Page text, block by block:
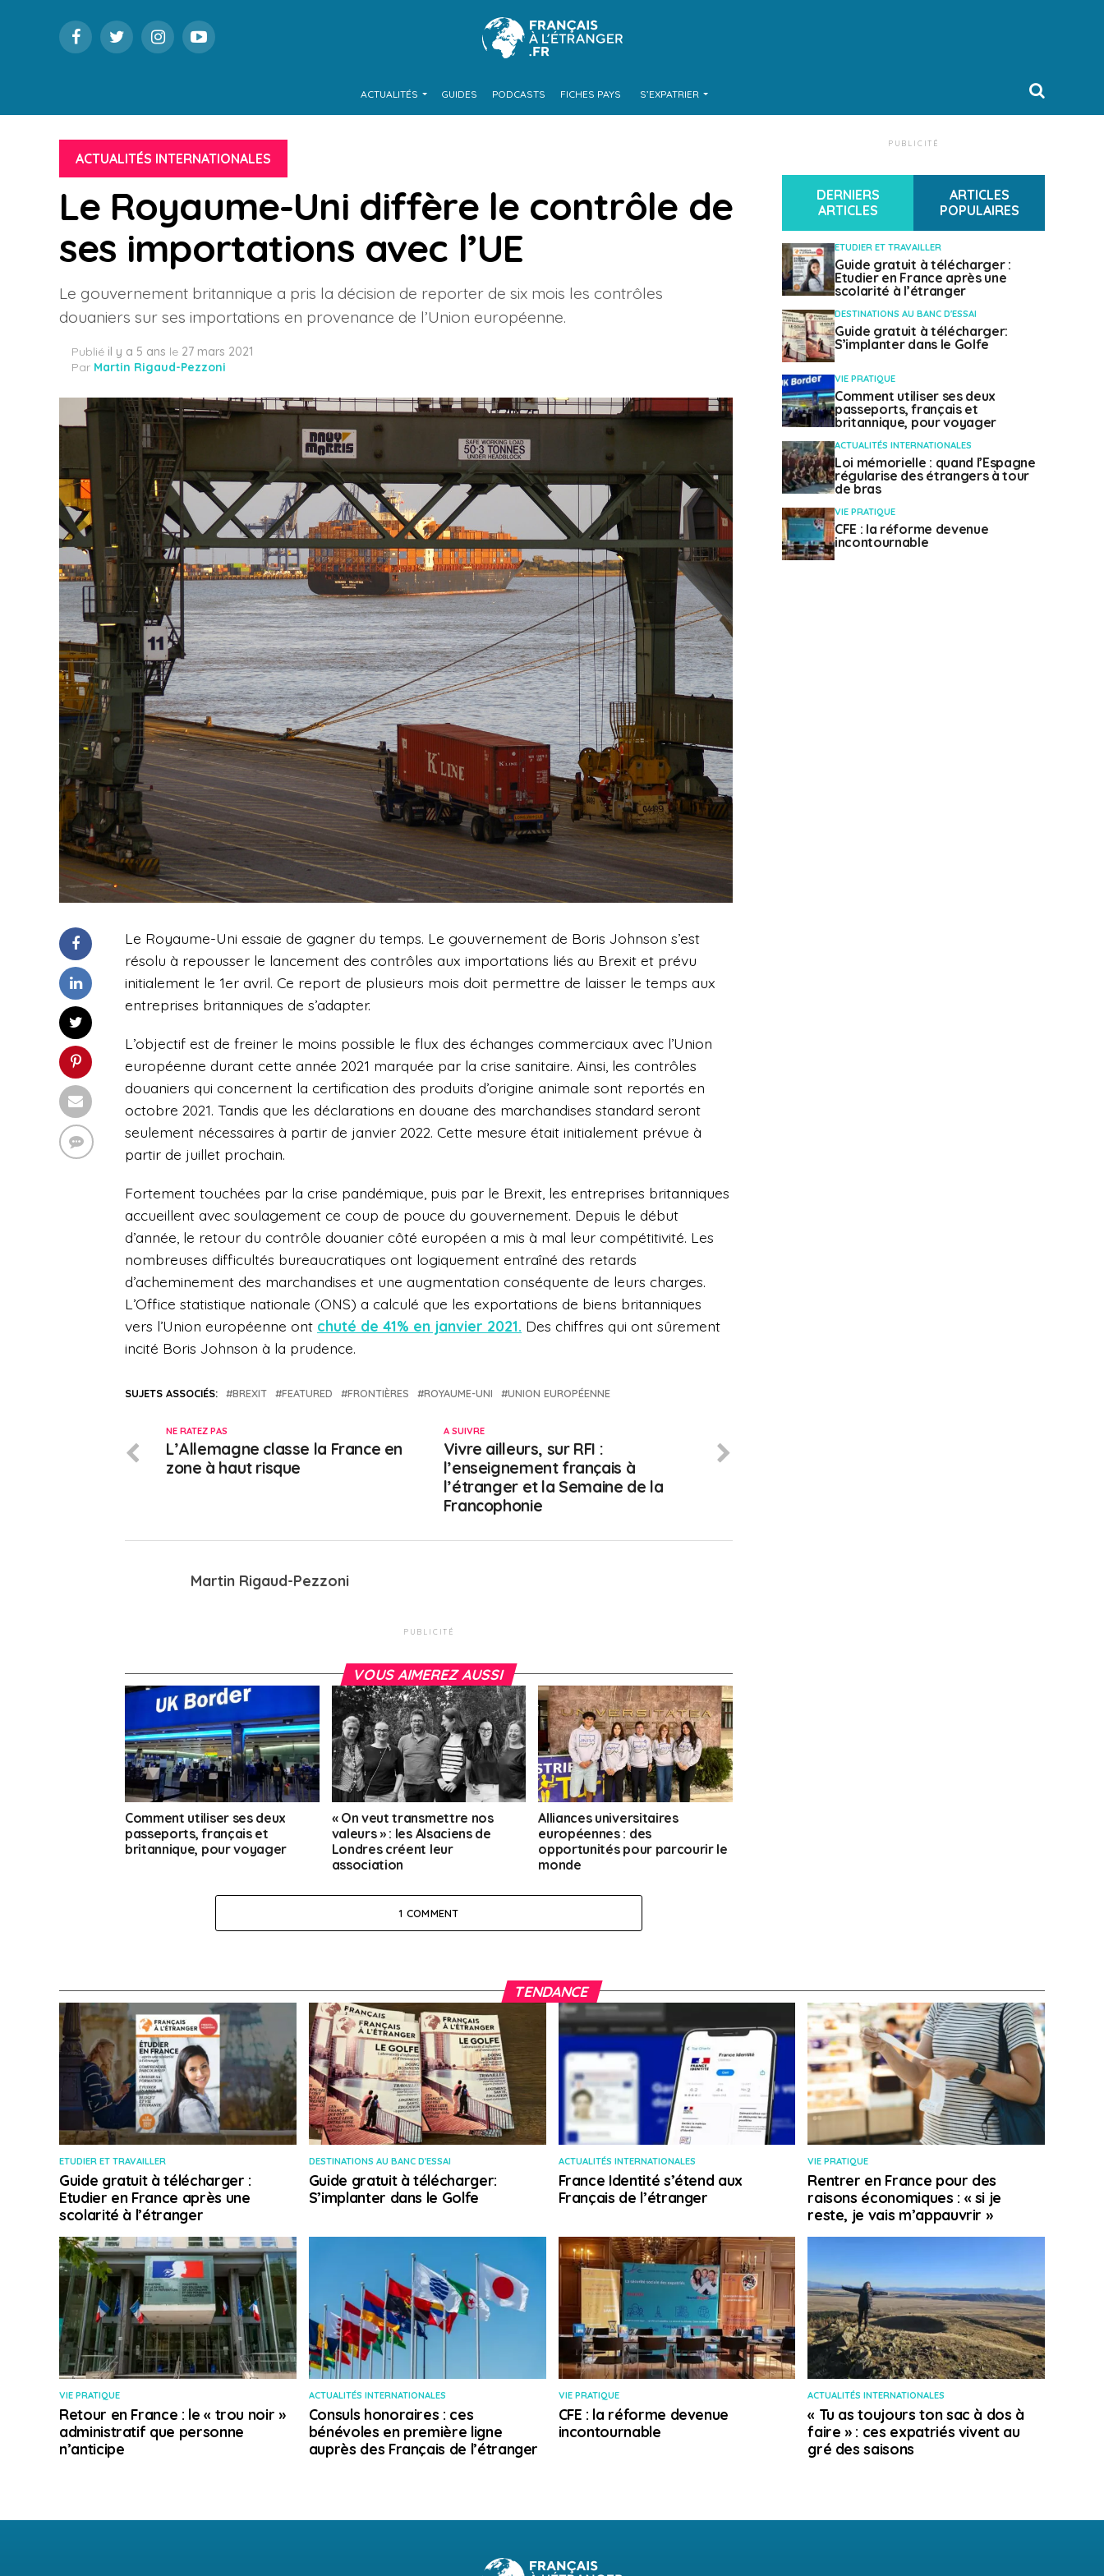
ACTUALITÉS GUIDES PODCASTS FICHES PAYS S’EXPATRIER
ACTUALITÉS INTERNATIONALES
Le Royaume-Uni diffère le contrôle de
ses importations avec l’UE
Le gouvernement britannique a pris la décision de reporter de six mois les contrôles
douaniers sur ses importations en provenance de l’Union européenne.
Publié il y a 5 ans le 27 mars 2021
Par Martin Rigaud-Pezzoni
Le Royaume-Uni essaie de gagner du temps. Le gouvernement de Boris Johnson s’est
résolu à repousser le lancement des contrôles aux importations liés au Brexit et prévu
initialement le 1er avril. Ce report de plusieurs mois doit permettre de laisser le temps aux
entreprises britanniques de s’adapter.
L’objectif est de freiner le moins possible le flux des échanges commerciaux avec l’Union
européenne durant cette année 2021 marquée par la crise sanitaire. Ainsi, les contrôles
douaniers qui concernent la certification des produits d’origine animale sont reportés en
octobre 2021. Tandis que les déclarations en douane des marchandises standard seront
seulement nécessaires à partir de janvier 2022. Cette mesure était initialement prévue à
partir de juillet prochain.
Fortement touchées par la crise pandémique, puis par le Brexit, les entreprises britanniques
accueillent avec soulagement ce coup de pouce du gouvernement. Depuis le début
d’année, le retour du contrôle douanier côté européen a mis à mal leur compétitivité. Les
nombreuses difficultés bureaucratiques ont logiquement entraîné des retards
d’acheminement des marchandises et une augmentation conséquente de leurs charges.
L’Office statistique nationale (ONS) a calculé que les exportations de biens britanniques
vers l’Union européenne ont chuté de 41% en janvier 2021. Des chiffres qui ont sûrement
incité Boris Johnson à la prudence.
SUJETS ASSOCIÉS: BREXIT FEATURED FRONTIÈRES ROYAUME-UNI UNION EUROPÉENNE
A SUIVRE
Vivre ailleurs, sur RFI :
l’enseignement français à
l’étranger et la Semaine de la
Francophonie
NE RATEZ PAS
L’Allemagne classe la France en
zone à haut risque
Martin Rigaud-Pezzoni
PUBLICITÉ
VOUS AIMEREZ AUSSI
Comment utiliser ses deux
passeports, français et
britannique, pour voyager
« On veut transmettre nos
valeurs » : les Alsaciens de
Londres créent leur
association
Alliances universitaires
européennes : des
opportunités pour parcourir le
monde
1 COMMENT
PUBLICITÉ
DERNIERS
ARTICLES
ARTICLES
POPULAIRES
ETUDIER ET TRAVAILLER
Guide gratuit à télécharger :
Etudier en France après une
scolarité à l’étranger
DESTINATIONS AU BANC D'ESSAI
Guide gratuit à télécharger:
S’implanter dans le Golfe
VIE PRATIQUE
Comment utiliser ses deux
passeports, français et
britannique, pour voyager
ACTUALITÉS INTERNATIONALES
Loi mémorielle : quand l’Espagne
régularise des étrangers à tour
de bras
VIE PRATIQUE
CFE : la réforme devenue
incontournable
TENDANCE
ETUDIER ET TRAVAILLER
Guide gratuit à télécharger :
Etudier en France après une
scolarité à l’étranger
DESTINATIONS AU BANC D'ESSAI
Guide gratuit à télécharger:
S’implanter dans le Golfe
ACTUALITÉS INTERNATIONALES
France Identité s’étend aux
Français de l’étranger
VIE PRATIQUE
Rentrer en France pour des
raisons économiques : « si je
reste, je vais m’appauvrir »
VIE PRATIQUE
Retour en France : le « trou noir »
administratif que personne
n’anticipe
ACTUALITÉS INTERNATIONALES
Consuls honoraires : ces
bénévoles en première ligne
auprès des Français de l’étranger
VIE PRATIQUE
CFE : la réforme devenue
incontournable
ACTUALITÉS INTERNATIONALES
« Tu as toujours ton sac à dos à
faire » : ces expatriés vivent au
gré des saisons